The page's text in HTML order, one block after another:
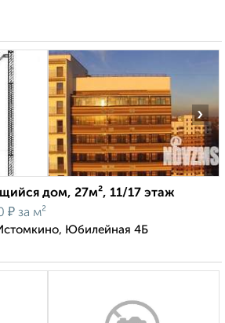
›
дом, 27м², 11/17 этаж
₽ за м²
Юбилейная 4Б